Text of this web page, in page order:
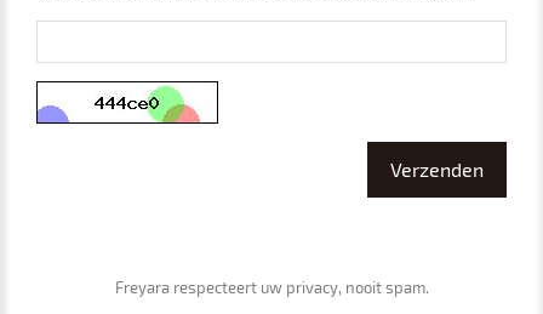
Freyara respecteert uw privacy, nooit spam.